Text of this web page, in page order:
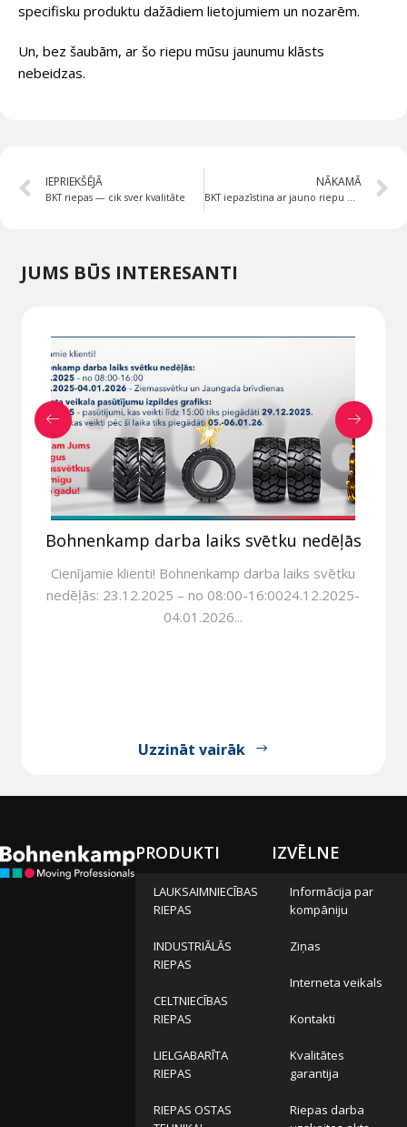
specifisku produktu dažādiem lietojumiem un nozarēm.
Un, bez šaubām, ar šo riepu mūsu jaunumu klāsts
nebeidzas.
IEPRIEKŠĒJĀ
BKT riepas — cik sver kvalitāte
NĀKAMĀ
BKT iepazīstina ar jauno riepu Multimax MP 538
JUMS BŪS INTERESANTI
Bohnenkamp darba laiks svētku nedēļās
Cienījamie klienti! Bohnenkamp darba laiks svētku
nedēļās: 23.12.2025 – no 08:00-16:0024.12.2025-
04.01.2026...
Uzzināt vairāk
PRODUKTI
LAUKSAIMNIECĪBAS
RIEPAS
INDUSTRIĀLĀS
RIEPAS
CELTNIECĪBAS
RIEPAS
LIELGABARĪTA
RIEPAS
RIEPAS OSTAS
IZVĒLNE
Informācija par
kompāniju
Ziņas
Interneta veikals
Kontakti
Kvalitātes
garantija
Riepas darba